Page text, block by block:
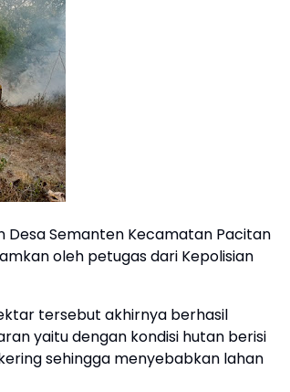
Desa Semanten Kecamatan Pacitan
oleh petugas dari Kepolisian
tersebut akhirnya berhasil
yaitu dengan kondisi hutan berisi
sehingga menyebabkan lahan